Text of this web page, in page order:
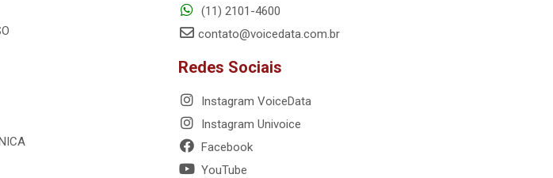
(11) 2101-4600
contato@voicedata.com.br
Redes Sociais
Instagram VoiceData
Instagram Univoice
Facebook
YouTube